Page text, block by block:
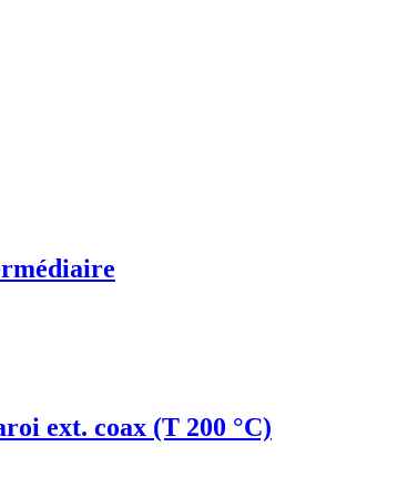
ext. coax (T 200 °C)